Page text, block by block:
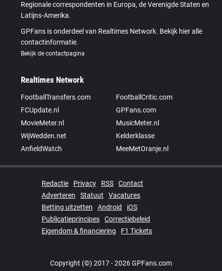
Regionale correspondenten in Europa, de Verenigde Staten en
Latijns-Amerika.
GPFans is onderdeel van Realtimes Network. Bekijk hier alle
contactinformatie.
Bekijk de contactpagina
Realtimes Network
FootballTransfers.com
FootballCritic.com
FCUpdate.nl
GPFans.com
MovieMeter.nl
MusicMeter.nl
WijWedden.net
Kelderklasse
AnfieldWatch
MeeMetOranje.nl
Redactie Privacy RSS
Contact
Adverteren
Statuut
Vacatures
Betting uitzetten
Android
iOS
Publicatieprincipes
Correctiebeleid
Eigendom & financiering
F1 Tickets
Copyright (©) 2017 - 2026 GPFans.com